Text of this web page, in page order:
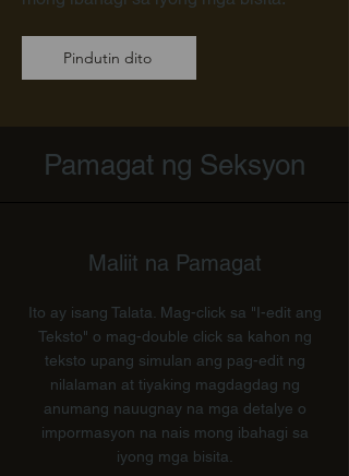
Pindutin dito
Pamagat ng Seksyon
Maliit na Pamagat
Ito ay isang Talata. Mag-click sa "I-edit ang
Teksto" o mag-double click sa kahon ng
teksto upang simulan ang pag-edit ng
nilalaman at tiyaking magdagdag ng
anumang nauugnay na mga detalye o
impormasyon na nais mong ibahagi sa
iyong mga bisita.